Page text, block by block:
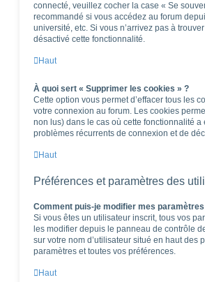
connecté, veuillez cocher la case « Se
recommandé si vous accédez au forum
université, etc. Si vous n’arrivez pas à
désactivé cette fonctionnalité.
Haut
À quoi sert « Supprimer les cookies » ?
Cette option vous permet d’effacer tous les
votre connexion au forum. Les cookies
non lus) dans le cas où cette fonctionnalité
problèmes récurrents de connexion et de
Haut
Préférences et paramètres des
Comment puis-je modifier mes
Si vous êtes un utilisateur inscrit, tous vos
les modifier depuis le panneau de contrôle
sur votre nom d’utilisateur situé en haut des
paramètres et toutes vos préférences.
Haut